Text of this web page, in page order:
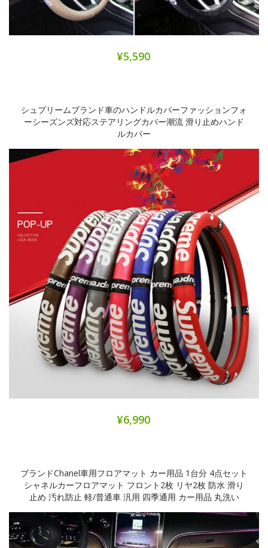
¥5,590
シュプリームブランド車のハンドルカバーファッションフォ
ーシーズンズ対応ステアリングカバー潮流 滑り止めハンド
ルカバー
¥6,990
ブランドChanel車用フロアマット カー用品 1台分 4点セット
シャネルカーフロアマット フロント2枚 リヤ2枚 防水 滑り
止め 汚れ防止 軽/普通車 汎用 四季通用 カー用品 丸洗い